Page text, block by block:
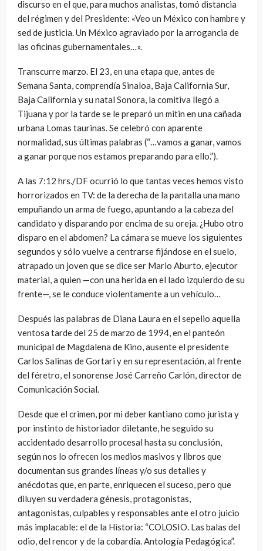
discurso en el que, para muchos analistas, tomó distancia
del régimen y del Presidente: «Veo un México con hambre y
sed de justicia. Un México agraviado por la arrogancia de
las oficinas gubernamentales…».
Transcurre marzo. El 23, en una etapa que, antes de
Semana Santa, comprendía Sinaloa, Baja California Sur,
Baja California y su natal Sonora, la comitiva llegó a
Tijuana y por la tarde se le preparó un mitin en una cañada
urbana Lomas taurinas. Se celebró con aparente
normalidad, sus últimas palabras (“…vamos a ganar, vamos
a ganar porque nos estamos preparando para ello.”).
A las 7:12 hrs./DF ocurrió lo que tantas veces hemos visto
horrorizados en TV: de la derecha de la pantalla una mano
empuñando un arma de fuego, apuntando a la cabeza del
candidato y disparando por encima de su oreja. ¿Hubo otro
disparo en el abdomen? La cámara se mueve los siguientes
segundos y sólo vuelve a centrarse fijándose en el suelo,
atrapado un joven que se dice ser Mario Aburto, ejecutor
material, a quien —con una herida en el lado izquierdo de su
frente—, se le conduce violentamente a un vehículo…
Después las palabras de Diana Laura en el sepelio aquella
ventosa tarde del 25 de marzo de 1994, en el panteón
municipal de Magdalena de Kino, ausente el presidente
Carlos Salinas de Gortari y en su representación, al frente
del féretro, el sonorense José Carreño Carlón, director de
Comunicación Social.
Desde que el crimen, por mi deber kantiano como jurista y
por instinto de historiador diletante, he seguido su
accidentado desarrollo procesal hasta su conclusión,
según nos lo ofrecen los medios masivos y libros que
documentan sus grandes líneas y/o sus detalles y
anécdotas que, en parte, enriquecen el suceso, pero que
diluyen su verdadera génesis, protagonistas,
antagonistas, culpables y responsables ante el otro juicio
más implacable: el de la Historia: “COLOSIO. Las balas del
odio, del rencor y de la cobardía. Antología Pedagógica”.